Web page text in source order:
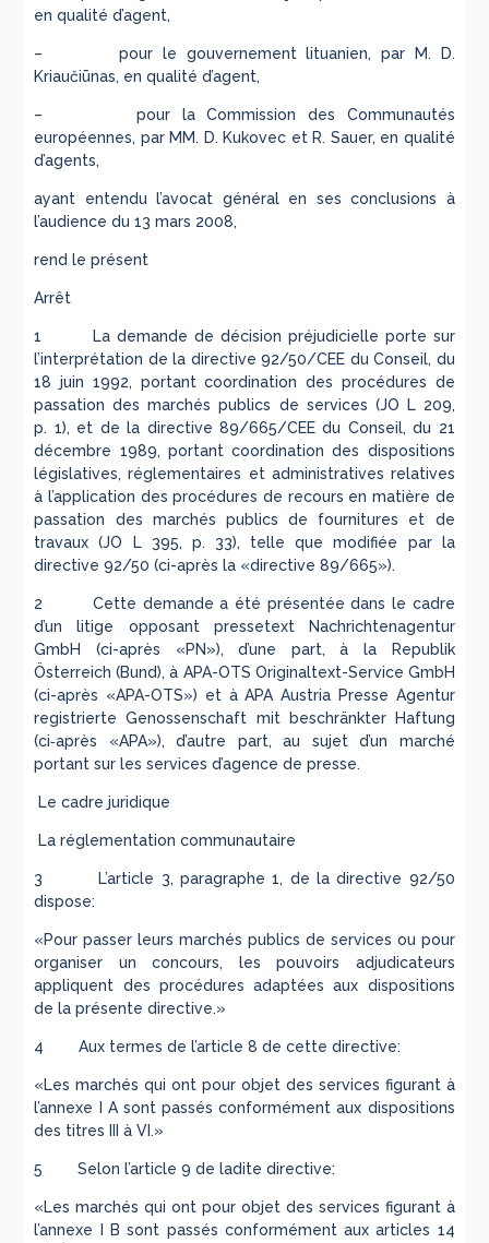
en qualité d’agent,
– pour le gouvernement lituanien, par M. D.
Kriaučiūnas, en qualité d’agent,
– pour la Commission des Communautés
européennes, par MM. D. Kukovec et R. Sauer, en qualité
d’agents,
ayant entendu l’avocat général en ses conclusions à
l’audience du 13 mars 2008,
rend le présent
Arrêt
1 La demande de décision préjudicielle porte sur
l’interprétation de la directive 92/50/CEE du Conseil, du
18 juin 1992, portant coordination des procédures de
passation des marchés publics de services (JO L 209,
p. 1), et de la directive 89/665/CEE du Conseil, du 21
décembre 1989, portant coordination des dispositions
législatives, réglementaires et administratives relatives
à l’application des procédures de recours en matière de
passation des marchés publics de fournitures et de
travaux (JO L 395, p. 33), telle que modifiée par la
directive 92/50 (ci-après la «directive 89/665»).
2 Cette demande a été présentée dans le cadre
d’un litige opposant pressetext Nachrichtenagentur
GmbH (ci-après «PN»), d’une part, à la Republik
Österreich (Bund), à APA-OTS Originaltext-Service GmbH
(ci-après «APA-OTS») et à APA Austria Presse Agentur
registrierte Genossenschaft mit beschränkter Haftung
(ci‑après «APA»), d’autre part, au sujet d’un marché
portant sur les services d’agence de presse.
Le cadre juridique
La réglementation communautaire
3 L’article 3, paragraphe 1, de la directive 92/50
dispose:
«Pour passer leurs marchés publics de services ou pour
organiser un concours, les pouvoirs adjudicateurs
appliquent des procédures adaptées aux dispositions
de la présente directive.»
4 Aux termes de l’article 8 de cette directive:
«Les marchés qui ont pour objet des services figurant à
l’annexe I A sont passés conformément aux dispositions
des titres III à VI.»
5 Selon l’article 9 de ladite directive:
«Les marchés qui ont pour objet des services figurant à
l’annexe I B sont passés conformément aux articles 14